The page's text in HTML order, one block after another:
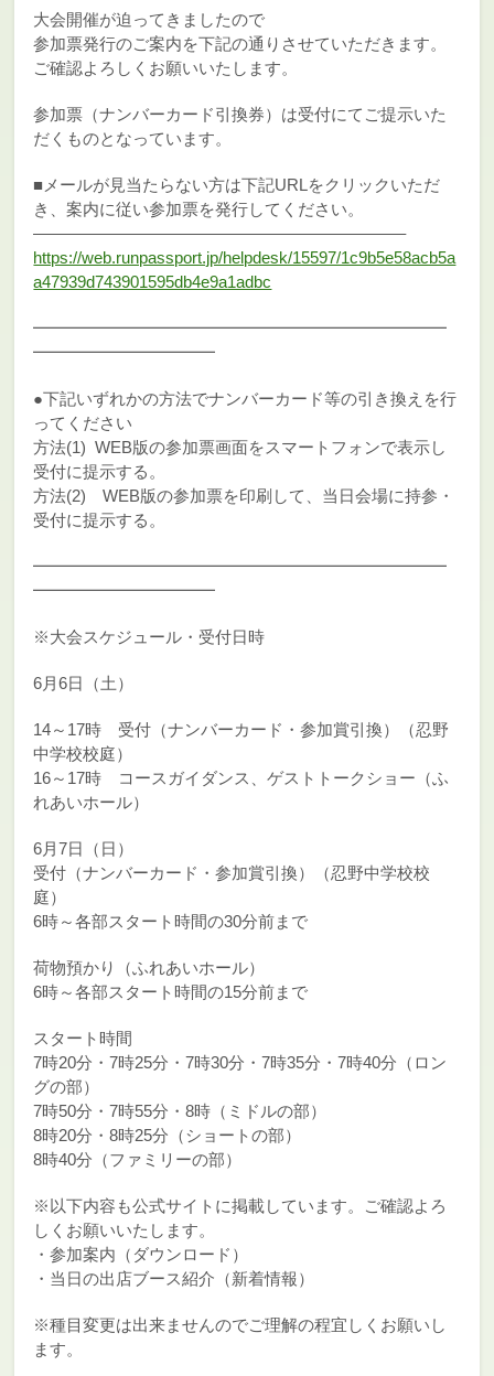
大会開催が迫ってきましたので
参加票発行のご案内を下記の通りさせていただきます。
ご確認よろしくお願いいたします。
参加票（ナンバーカード引換券）は受付にてご提示いた
だくものとなっています。
■メールが見当たらない方は下記URLをクリックいただ
き、案内に従い参加票を発行してください。
——————————————————————–
https://web.runpassport.jp/helpdesk/15597/1c9b5e58acb5a
a47939d743901595db4e9a1adbc
━━━━━━━━━━━━━━━━━━━━━━━━━
━━━━━━━━━━━
●下記いずれかの方法でナンバーカード等の引き換えを行
ってください
方法(1) WEB版の参加票画面をスマートフォンで表示し
受付に提示する。
方法(2) WEB版の参加票を印刷して、当日会場に持参・
受付に提示する。
━━━━━━━━━━━━━━━━━━━━━━━━━
━━━━━━━━━━━
※大会スケジュール・受付日時
6月6日（土）
14～17時 受付（ナンバーカード・参加賞引換）（忍野
中学校校庭）
16～17時 コースガイダンス、ゲストトークショー（ふ
れあいホール）
6月7日（日）
受付（ナンバーカード・参加賞引換）（忍野中学校校
庭）
6時～各部スタート時間の30分前まで
荷物預かり（ふれあいホール）
6時～各部スタート時間の15分前まで
スタート時間
7時20分・7時25分・7時30分・7時35分・7時40分（ロン
グの部）
7時50分・7時55分・8時（ミドルの部）
8時20分・8時25分（ショートの部）
8時40分（ファミリーの部）
※以下内容も公式サイトに掲載しています。ご確認よろ
しくお願いいたします。
・参加案内（ダウンロード）
・当日の出店ブース紹介（新着情報）
※種目変更は出来ませんのでご理解の程宜しくお願いし
ます。